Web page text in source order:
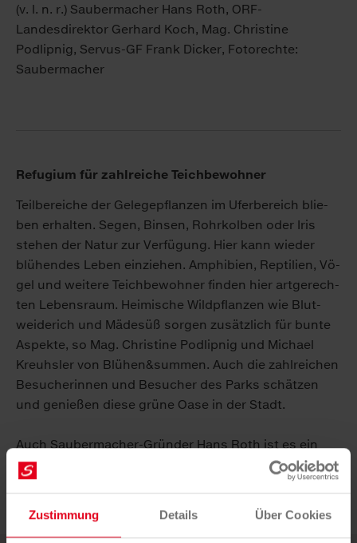
Zustimmung Details Über Cookies
(v. l. n. r.) Saubermacher Hans Roth, ORF-
Landesdirektor Gerhard Koch, Mag. Christine
Podlipnig, Servus-GF Frank Dicker, Fotorechte:
Saubermacher
Re­fu­gi­um für zahl­rei­che Teich­be­woh­ner
Teil­be­rei­che der Ge­le­ge­pflan­zen im Ufer­be­reich blie­
ben er­hal­ten. Se­gen, Bin­sen, Rohr­kol­ben oder Iris
ste­hen der Na­tur zur Ver­fü­gung. Hier kann wie­der
blü­hen­des Le­ben ein­zie­hen. Am­phi­bi­en, Rep­ti­li­en, Vö­
gel und wei­te­re Teich­be­woh­ner fin­den hier art­ge­rech­
ten Le­bens­raum. Hei­mi­sche Wild­pflan­zen wie Blut­
wei­de­rich und Mä­desüß sor­gen zu­sätz­lich für bun­te
As­pek­te, so Mag. Chris­ti­ne Pod­lip­nig und Mi­cha­el
Kreuhs­ler von Blü­hen&sum­men. Auch die zahl­rei­chen
Be­su­che­rin­nen und Be­su­cher des Parks schät­zen
und ge­nie­ßen die­se grü­ne Oa­se in der Stadt.
Auch Sau­ber­ma­cher-Grün­der Hans Roth ist es ein
gro­ßes An­lie­gen, dass die­se Wohl­fühl­oa­se mit­ten in
der Stadt ent­spre­chend ge­pflegt wird und Mensch